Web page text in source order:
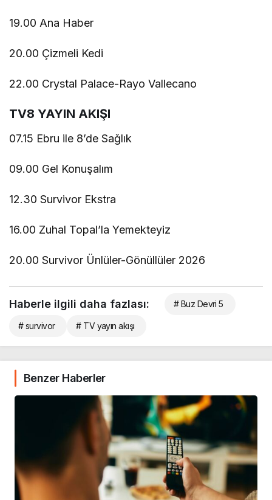
19.00 Ana Haber
20.00 Çizmeli Kedi
22.00 Crystal Palace-Rayo Vallecano
TV8 YAYIN AKIŞI
07.15 Ebru ile 8’de Sağlık
09.00 Gel Konuşalım
12.30 Survivor Ekstra
16.00 Zuhal Topal’la Yemekteyiz
20.00 Survivor Ünlüler-Gönüllüler 2026
Haberle ilgili daha fazlası: # Buz Devri 5
# survivor # TV yayın akışı
Benzer Haberler